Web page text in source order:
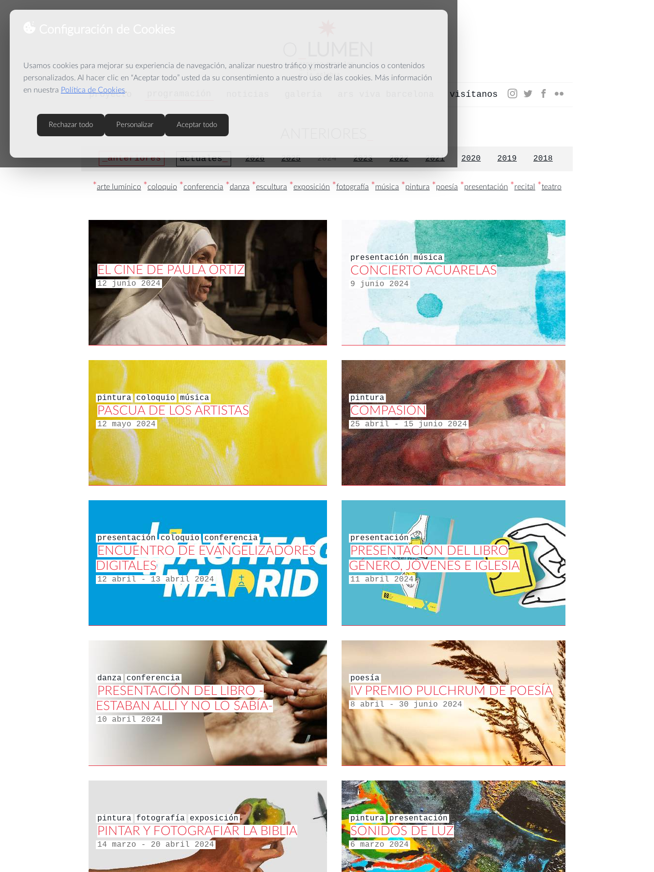
Usamos cookies para mejorar su experiencia de navegación, analizar nuestro tráfico y mostrarle anuncios o contenidos
personalizados. Al hacer clic en “Aceptar todo” usted da su consentimiento a nuestro uso de las cookies. Más información
en nuestra Política de Cookies.
Rechazar todo Personalizar Aceptar todo
espacio para las
artes
y la palabra
proyecto visítanos
anteriores actuales 2026 2025 2024 2023 2022 2021 2020 2019 2018
*arte lumínico *coloquio *conferencia *danza *escultura *exposición *fotografía *música *pintura *poesía *presentación *recital *teatro
EL CINE DE PAULA ORTIZ
12 junio 2024
presentación música
CONCIERTO ACUARELAS
9 junio 2024
pintura coloquio música
PASCUA DE LOS ARTISTAS
12 mayo 2024
pintura
COMPASIÓN
25 abril - 15 junio 2024
presentación coloquio conferencia
ENCUENTRO DE EVANGELIZADORES
DIGITALES
12 abril - 13 abril 2024
presentación
PRESENTACIÓN DEL LIBRO
GÉNERO, JÓVENES E IGLESIA
11 abril 2024
danza conferencia
PRESENTACIÓN DEL LIBRO -
ESTABAN ALLÍ Y NO LO SABÍA-
10 abril 2024
poesía
IV PREMIO PULCHRUM DE POESÍA
8 abril - 30 junio 2024
pintura fotografía exposición
PINTAR Y FOTOGRAFIAR LA BIBLIA
14 marzo - 20 abril 2024
pintura presentación
SONIDOS DE LUZ
6 marzo 2024